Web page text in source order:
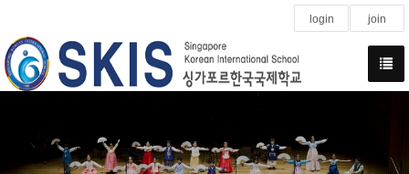
login join